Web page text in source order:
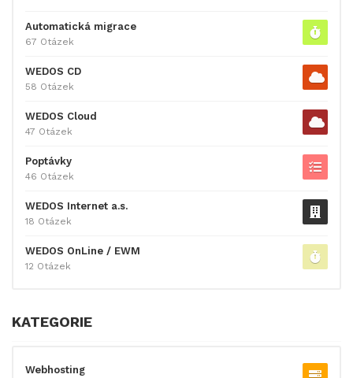
Automatická migrace
67 Otázek
WEDOS CD
58 Otázek
WEDOS Cloud
47 Otázek
Poptávky
46 Otázek
WEDOS Internet a.s.
18 Otázek
WEDOS OnLine / EWM
12 Otázek
KATEGORIE
Webhosting